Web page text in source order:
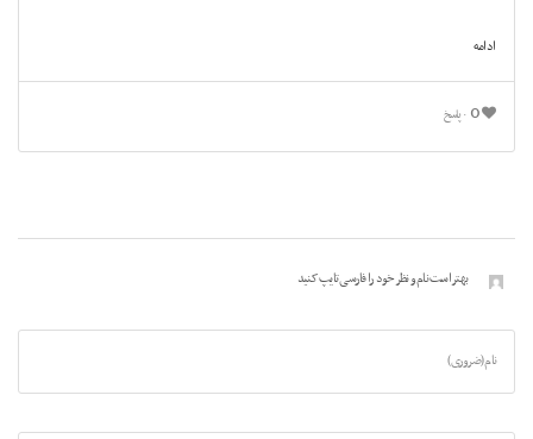
ادامه
0 پاسخ
بهتر است نام و نظر خود را فارسی تایپ کنید
نام (ضروری)